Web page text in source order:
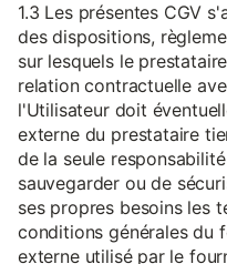
1.3 Les présentes CGV
des dispositions,
sur lesquels le
relation contractuelle
l'Utilisateur doit
externe du prestataire
de la seule
sauvegarder ou de
ses propres besoins les
conditions générales du
externe utilisé par le